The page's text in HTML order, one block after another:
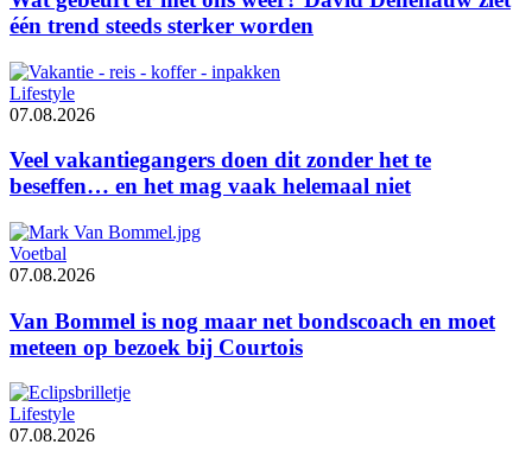
één trend steeds sterker worden
Lifestyle
07.08.2026
Veel vakantiegangers doen dit zonder het te
beseffen… en het mag vaak helemaal niet
Voetbal
07.08.2026
Van Bommel is nog maar net bondscoach en moet
meteen op bezoek bij Courtois
Lifestyle
07.08.2026